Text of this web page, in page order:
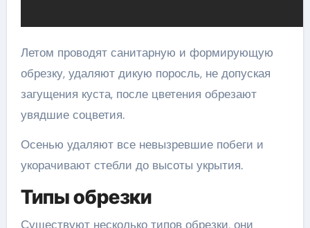
Летом проводят санитарную и формирующую
обрезку, удаляют дикую поросль, не допуская
загущения куста, после цветения обрезают
увядшие соцветия.
Осенью удаляют все невызревшие побеги и
укорачивают стебли до высоты укрытия.
Типы обрезки
Существуют несколько типов обрезки, они